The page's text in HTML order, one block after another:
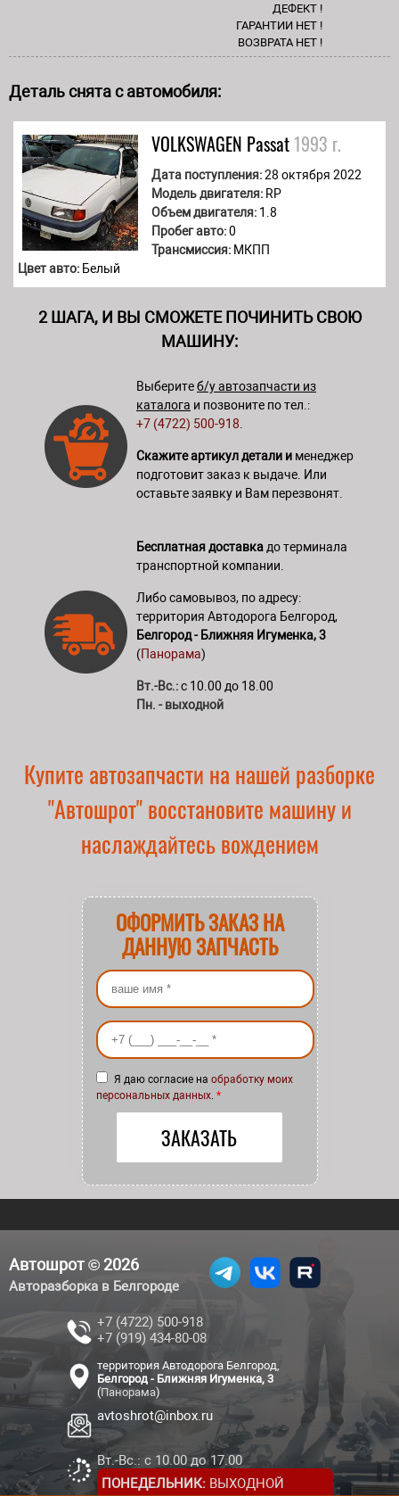
ДЕФЕКТ !
ГАРАНТИИ НЕТ !
ВОЗВРАТА НЕТ !
Деталь снята с автомобиля:
VOLKSWAGEN Passat1993 г.
Дата поступления:28 октября 2022
Модель двигателя: RP
Объем двигателя: 1.8
Пробег авто:0
Трансмиссия: МКПП
Цвет авто: Белый
2 ШАГА, И ВЫ СМОЖЕТЕ ПОЧИНИТЬ СВОЮ
МАШИНУ:
Выберитеб/у автозапчасти из
каталога и позвоните по тел.:
+7 (4722) 500-918
Скажите артикул детали и менеджер
подготовит заказ к выдаче. Или
оставьте заявку и Вам перезвонят.
Бесплатная доставка до терминала
транспортной компании.
Либо самовывоз, по адресу:
территория Автодорога Белгород,
Белгород - Ближняя Игуменка, 3
(Панорама)
Вт.-Вс.:с 10.00 до 18.00
Пн. - выходной
Купите автозапчасти на нашей разборке
"Автошрот" восстановите машину и
наслаждайтесь вождением
ОФОРМИТЬ ЗАКАЗ НА
ДАННУЮ ЗАПЧАСТЬ
Ваше имя*
Ваш номер телефона*
Я даю согласие на обработку моих
персональных данных. *
Автошрот © 2026
Авторазборка в Белгороде
+7 (4722) 500-918
+7 (919) 434-80-08
территория Автодорога Белгород,
Белгород - Ближняя Игуменка, 3
(Панорама)
avtoshrot@inbox.ru
Вт.-Вс.: с 10.00 до 17.00
ПОНЕДЕЛЬНИК: ВЫХОДНОЙ